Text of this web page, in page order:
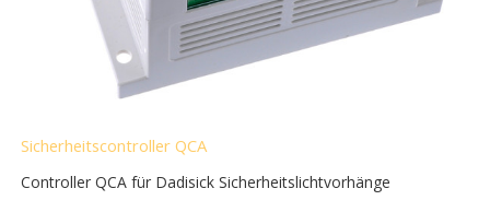
Sicherheitscontroller QCA
Controller QCA für Dadisick Sicherheitslichtvorhänge